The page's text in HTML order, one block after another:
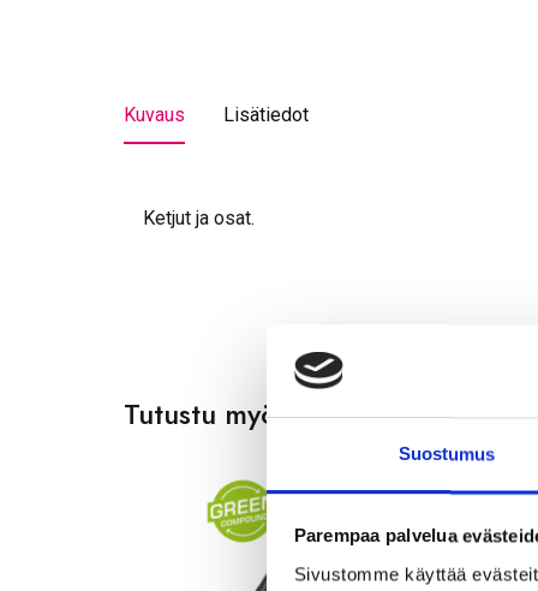
Suostumus
Parempaa palvelua
Sivustomme käyttää
Kuvaus Lisätiedot
Ketjut ja osat.
Tutustu myös